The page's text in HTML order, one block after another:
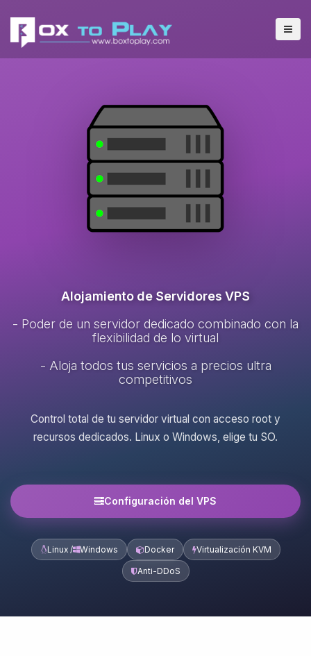
Alojamiento de Servidores VPS
- Poder de un servidor dedicado combinado con la
flexibilidad de lo virtual
- Aloja todos tus servicios a precios ultra
competitivos
Control total de tu servidor virtual con acceso root y
recursos dedicados. Linux o Windows, elige tu SO.
Configuración del VPS
Linux / Windows Docker Virtualización KVM
Anti-DDoS